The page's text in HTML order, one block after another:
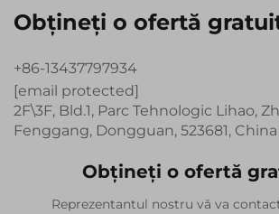
Obțineți o ofertă
+86-13437797934
[email protected]
2F\3F, Bld.1, Parc Tehnologic Lihao,
Fenggang, Dongguan, 523681, China
Obțineți o ofertă
Reprezentantul nostru vă va